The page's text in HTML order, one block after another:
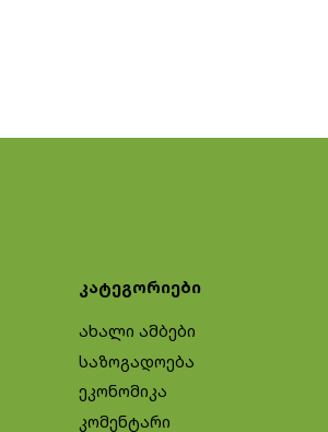
კატეგორიები
ახალი ამბები
საზოგადოება
ეკონომიკა
კომენტარი